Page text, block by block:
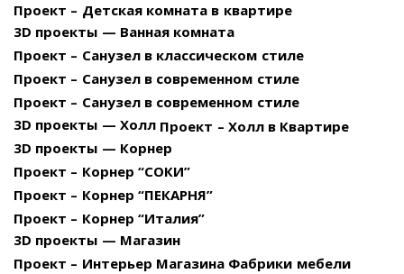
Проект – Детская комната в квартире
3D проекты — Ванная комната
Проект – Санузел в классическом стиле
Проект – Санузел в современном стиле
Проект – Санузел в современном стиле
3D проекты — Холл Проект – Холл в Квартире
3D проекты — Корнер
Проект – Корнер “СОКИ”
Проект – Корнер “ПЕКАРНЯ”
Проект – Корнер “Италия”
3D проекты — Магазин
Проект – Интерьер Магазина Фабрики мебели